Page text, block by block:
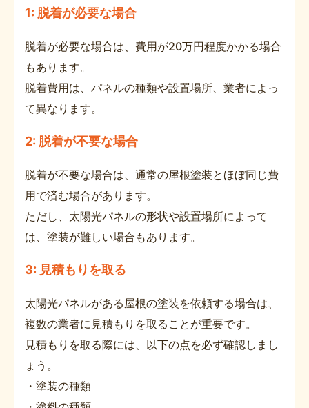
1: 脱着が必要な場合
脱着が必要な場合は、費用が20万円程度かかる場合
もあります。
脱着費用は、パネルの種類や設置場所、業者によっ
て異なります。
2: 脱着が不要な場合
脱着が不要な場合は、通常の屋根塗装とほぼ同じ費
用で済む場合があります。
ただし、太陽光パネルの形状や設置場所によって
は、塗装が難しい場合もあります。
3: 見積もりを取る
太陽光パネルがある屋根の塗装を依頼する場合は、
複数の業者に見積もりを取ることが重要です。
見積もりを取る際には、以下の点を必ず確認しまし
ょう。
・塗装の種類